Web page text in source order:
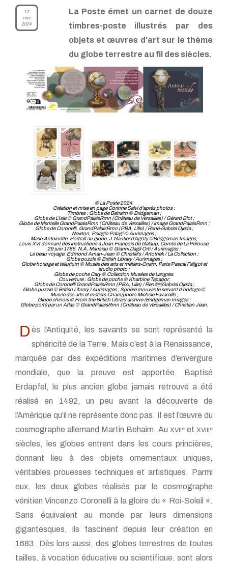
12
nov.
2024
La Poste émet un carnet de douze
timbres-poste illustrés par des
objets et œuvres d'art sur le thème
du globe terrestre au fil des siècles.
© La Poste 2024.
Création et mise en page Corinne Salvi d'après photos :
Timbres : Globe de Behaim © Bridgeman ;
Globe de L’Isle © GrandPalaisRmn (Château de Versailles) / Gérard Blot ;
Globe de Mentelle GrandPalaisRmn (Château de Versailles) / image GrandPalaisRmn ;
Globe de Coronelli, GrandPalaisRmn (PBA, Lille) / René-Gabriel Ojeda ;
Newton, Pelagio Palagi © Aurimages ;
Marie-Antoinette, Portrait au globe, J.Gautier d’Agoty ©Bridgeman Images;
Louis XVI donnant des instructions à Jean-François de Galaup, Comte de La Pérouse,
29 juin 1785, N.A. Mansiau © Gianni Dagli Orti / Aurimages ;
Le beau voyage, Edmond Aman-Jean © Christie's / Artothek / La Collection ;
Globe puzzle © British Library / Aurimages ;
Globe horloge et tellurium © Musée des arts et métiers-Cnam, Paris/Pascal Faligot et
studio photo ;
Globe de poche Cary © Collection Musées de Langres.
Couverture : Globe de poche © Kharbine Tapabor;
Globe de Coronelli GrandPalaisRmn (PBA, Lille) / RenéGabriel Ojeda ;
Globe puzzle © British Library / Aurimages ; Sphère mouvante servant d’horloge ©
Musée des arts et métiers-Cnam/photo Michèle Favareille ;
Globe chinois © From the British Library archive /Bridgeman Images ;
Globe porté par un Atlas © GrandPalaisRmn (Château de Versailles) / Christian Jean.
Dès l’Antiquité, les savants se sont représenté la
sphéricité de la Terre. Mais c’est à la Renaissance,
marquée par des expéditions maritimes d’envergure
mondiale, que la preuve est apportée. Baptisé
Erdapfel, le plus ancien globe jamais retrouvé a été
réalisé en 1492, un peu avant la découverte de
l’Amérique qu’il ne représente donc pas. Il est l’œuvre du
cosmographe allemand Martin Behaim. Au XVII e et XVIII e
siècles, les globes entrent dans les cours princières,
donnant lieu à des objets ornementaux uniques,
véritables prouesses techniques et artistiques. Parmi
eux, les deux globes réalisés par le cosmographe
vénitien Vincenzo Coronelli à la gloire du « Roi-Soleil ».
Sans équivalent au monde par leurs dimensions
gigantesques, ils fascinent depuis leur création en
1683. Dès lors aussi, des globes terrestres de toutes
tailles, à vocation éducative ou scientifique, sont alors